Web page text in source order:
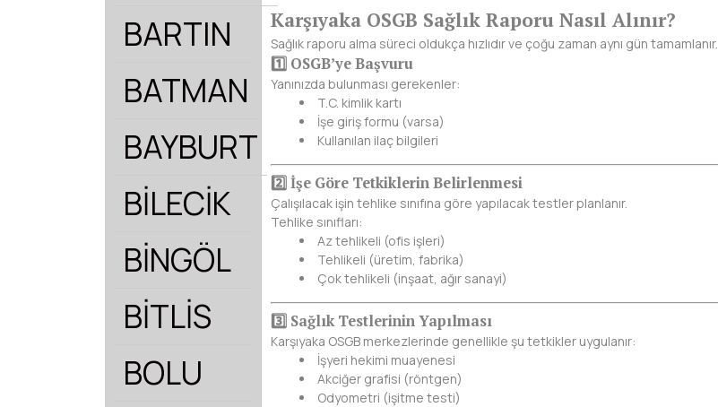
BARTIN
BATMAN
BAYBURT
BİLECİK
BİNGÖL
BİTLİS
BOLU
Karşıyaka OSGB Sağlık Raporu Nasıl Alınır?
Sağlık raporu alma süreci oldukça hızlıdır ve çoğu zaman aynı gün tamamlanır.
1️⃣ OSGB’ye Başvuru
Yanınızda bulunması gerekenler:
T.C. kimlik kartı
İşe giriş formu (varsa)
Kullanılan ilaç bilgileri
2️⃣ İşe Göre Tetkiklerin Belirlenmesi
Çalışılacak işin tehlike sınıfına göre yapılacak testler planlanır.
Tehlike sınıfları:
Az tehlikeli (ofis işleri)
Tehlikeli (üretim, fabrika)
Çok tehlikeli (inşaat, ağır sanayi)
3️⃣ Sağlık Testlerinin Yapılması
Karşıyaka OSGB merkezlerinde genellikle şu tetkikler uygulanır:
İşyeri hekimi muayenesi
Akciğer grafisi (röntgen)
Odyometri (işitme testi)